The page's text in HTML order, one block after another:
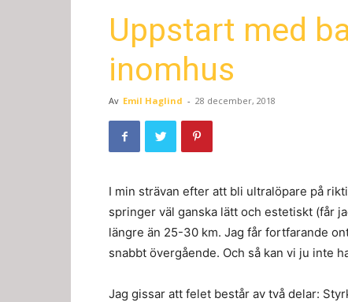
Uppstart med
inomhus
Av Emil Haglind - 28 december, 2018
I min strävan efter att bli ultralöpare på
springer väl ganska lätt och estetiskt (får
längre än 25-30 km. Jag får fortfarande
snabbt övergående. Och så kan vi ju inte
Jag gissar att felet består av två delar: